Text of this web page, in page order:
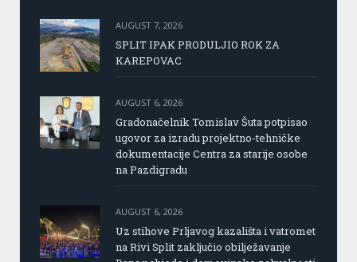
AUGUST 7, 2026
SPLIT IPAK PRODULJIO ROK ZA
KAREPOVAC
AUGUST 6, 2026
Gradonačelnik Tomislav Šuta potpisao
ugovor za izradu projektno-tehničke
dokumentacije Centra za starije osobe
na Pazdigradu
AUGUST 6, 2026
Uz stihove Prljavog kazališta i vatromet
na Rivi Split zaključio obilježavanje